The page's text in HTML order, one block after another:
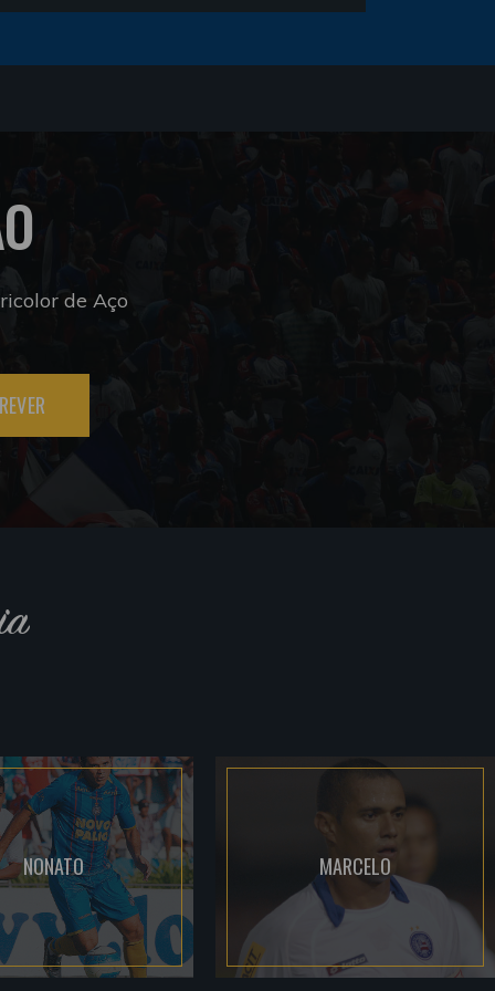
de Aço
NONATO MARCELO